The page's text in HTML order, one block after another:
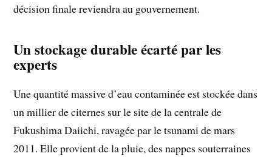
décision finale reviendra au gouvernement.
Un stockage durable écarté par les
experts
Une quantité massive d’eau contaminée est stockée dans
un millier de citernes sur le site de la centrale de
Fukushima Daiichi, ravagée par le tsunami de mars
2011. Elle provient de la pluie, des nappes souterraines